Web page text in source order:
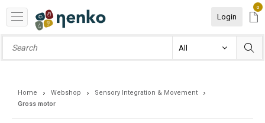
Login
0
Home Webshop
Sensory Integration & Movement
Gross motor